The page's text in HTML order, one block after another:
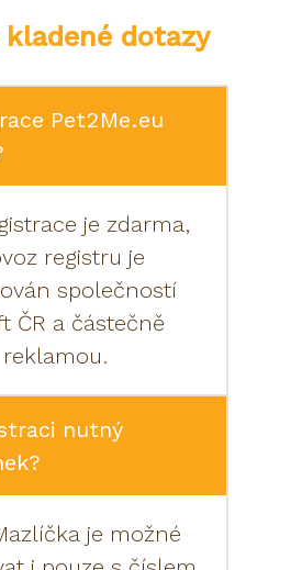
kladené dotazy
Pet2Me.eu
je zdarma,
registru je
společností
ČR a částečně
reklamou.
nutný
je možné